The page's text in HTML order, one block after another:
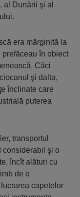
al Dunării şi al
era mărginită la
prefăceau în obiect
Căci
şi dalta,
înclinate care
puterea
transportul
considerabil şi o
încît alături cu
de o
capetelor